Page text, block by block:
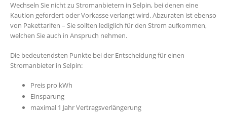
Wechseln Sie nicht zu Stromanbietern in Selpin, bei denen eine
Kaution gefordert oder Vorkasse verlangt wird. Abzuraten ist ebenso
von Pakettarifen – Sie sollten lediglich für den Strom aufkommen,
welchen Sie auch in Anspruch nehmen.
Die bedeutendsten Punkte bei der Entscheidung für einen
Stromanbieter in Selpin:
Preis pro kWh
Einsparung
maximal 1 Jahr Vertragsverlängerung